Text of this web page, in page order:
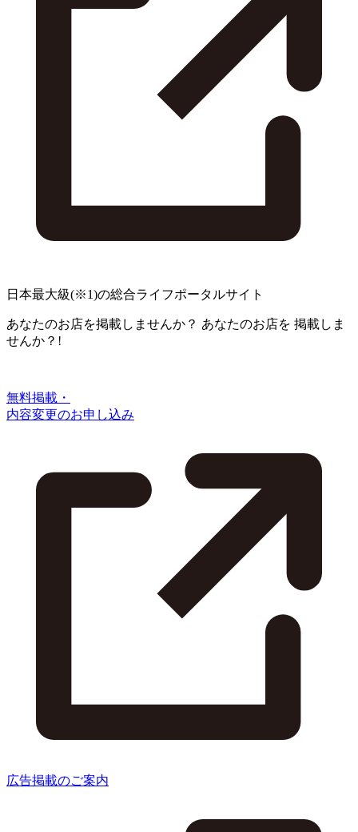
日本最大級(※1)の総合ライフポータルサイト
あなたのお店を掲載しませんか？ あなたのお店を 掲載しま
せんか？!
無料掲載・
内容変更のお申し込み
広告掲載のご案内